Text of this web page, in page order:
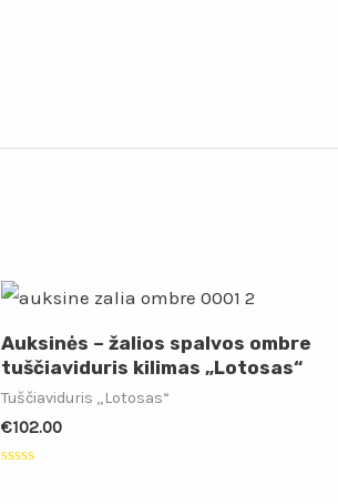
Auksinės – žalios spalvos ombre
tuščiaviduris kilimas „Lotosas“
Tuščiaviduris „Lotosas“
€102.00